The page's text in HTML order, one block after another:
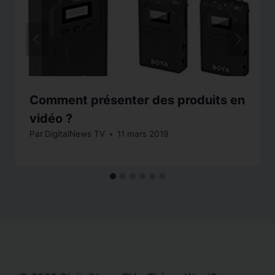
Comment présenter des produits en
vidéo ?
Par DigitalNews TV 11 mars 2019